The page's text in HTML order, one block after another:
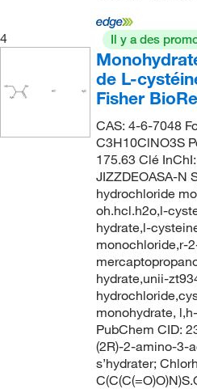
4 Il y a des
de L-
Fisher
CAS: 4-6-7048
C3H10ClNO3S
175.63 Clé
JIZZDEOASA-N
hydrochloride
oh.hcl.h2o,l-
hydrate,l-
monochloride,r-
hydrate,unii-
monohydrate,
PubChem CID:
(2R)-2-amino-3-
s’hydrater;